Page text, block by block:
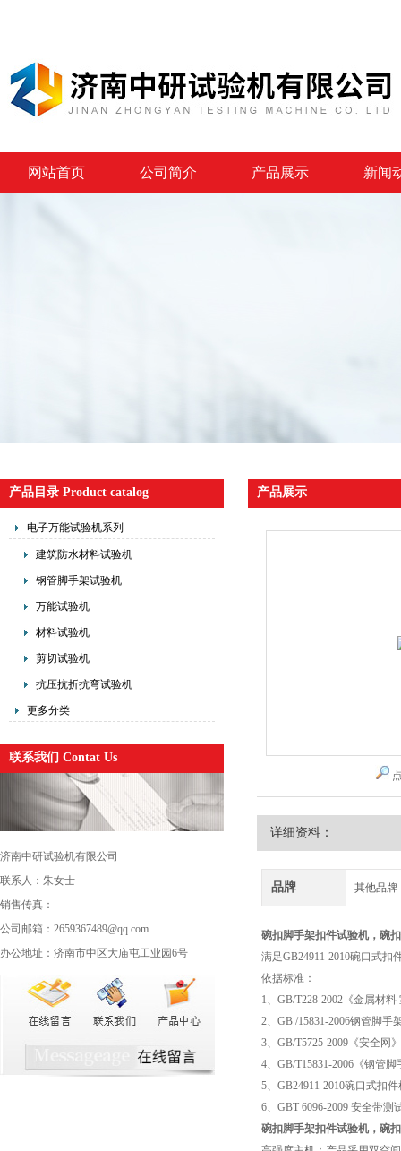
网站首页 公司简介 产品展示 新闻
产品目录 Product catalog
电子万能试验机系列
建筑防水材料试验机
钢管脚手架试验机
万能试验机
材料试验机
剪切试验机
抗压抗折抗弯试验机
更多分类
联系我们 Contat Us
济南中研试验机有限公司
联系人：朱女士
销售传真：
公司邮箱：2659367489@qq.com
办公地址：济南市中区大庙屯工业园6号
产品展示
详细资料：
品牌 其他品牌
碗扣脚手架扣件试验机 ，碗
满足GB24911-2010碗口式
依据标准：
1、GB/T228-2002《金属材
2、GB /15831-2006钢管脚手
3、GB/T5725-2009《安全网》
4、GB/T15831-2006《钢管
5、GB24911-2010碗口式扣
6、GBT 6096-2009 安全带
碗扣脚手架扣件试验机 ，碗